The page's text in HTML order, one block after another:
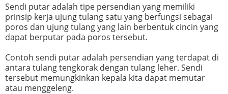
Sendi putar adalah tipe persendian yang memiliki
prinsip kerja ujung tulang satu yang berfungsi sebagai
poros dan ujung tulang yang lain berbentuk cincin yang
dapat berputar pada poros tersebut.
Contoh sendi putar adalah persendian yang terdapat di
antara tulang tengkorak dengan tulang leher. Sendi
tersebut memungkinkan kepala kita dapat memutar
atau menggeleng.